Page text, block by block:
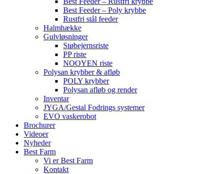
Best Feeder – Poly krybbe
Rustfri stål feeder
Halmhække
Gulvløsninger
Støbejernsriste
PP riste
NOOYEN riste
Polysan krybber & afløb
POLY krybber
Polysan afløb og render
Inventar
JYGA/Gestal Fodrings systemer
EVO vaskerobot
Brochurer
Videoer
Nyheder
Best Farm
Vi er Best Farm
Kontakt